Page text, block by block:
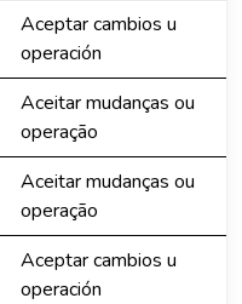
Aceptar cambios u
operación
Aceitar mudanças ou
operação
Aceitar mudanças ou
operação
Aceptar cambios u
operación